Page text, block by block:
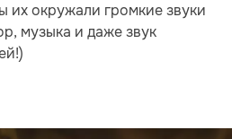
их окружали громкие звуки
музыка и даже звук